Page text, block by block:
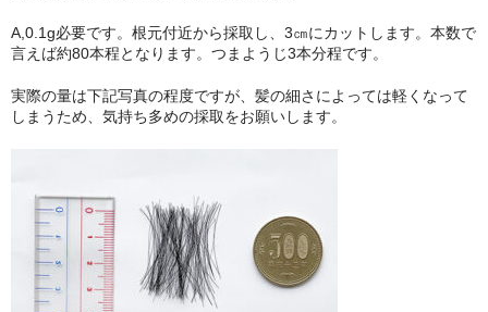
A,0.1g必要です。根元付近から採取し、3㎝にカットします。本数で
言えば約80本程となります。つまようじ3本分程です。
実際の量は下記写真の程度ですが、髪の細さによっては軽くなって
しまうため、気持ち多めの採取をお願いします。